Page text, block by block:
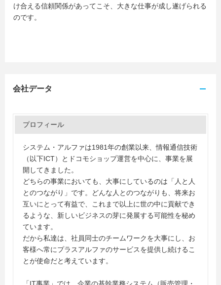
け合える信頼関係があってこそ、大きな仕事が成し遂げられる
のです。
会社データ
プロフィール
システム・アルファは1981年の創業以来、情報通信技術
（以下ICT）とドコモショップ運営を中心に、事業を展
開してきました。
どちらの事業においても、大事にしているのは「人と人
とのつながり」です。どんな人とのつながりも、将来お
互いにとって有益で、これまで以上に世の中に貢献でき
るような、新しいビジネスの芽に発展する可能性を秘め
ています。
だから私達は、社員同士のチームワークを大事にし、お
客様へ常にプラスアルファのサービスを提供し続けるこ
とが使命だと考えています。